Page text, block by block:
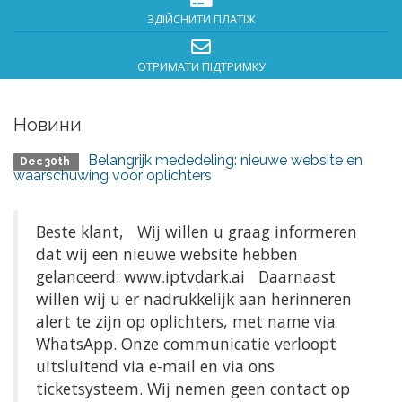
ЗДІЙСНИТИ ПЛАТІЖ
ОТРИМАТИ ПІДТРИМКУ
Новини
Dec 30th
Belangrijk mededeling: nieuwe website en
waarschuwing voor oplichters
Beste klant, Wij willen u graag informeren
dat wij een nieuwe website hebben
gelanceerd: www.iptvdark.ai Daarnaast
willen wij u er nadrukkelijk aan herinneren
alert te zijn op oplichters, met name via
WhatsApp. Onze communicatie verloopt
uitsluitend via e-mail en via ons
ticketsysteem. Wij nemen geen contact op